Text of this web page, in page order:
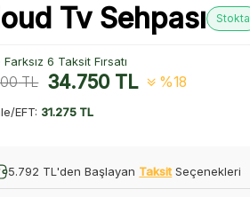
Tv Sehpası Stokta
6 Taksit Fırsatı
TL 34.750TL %18
EFT: 31.275 TL
5.792 TL'den Başlayan Taksit Seçenekleri